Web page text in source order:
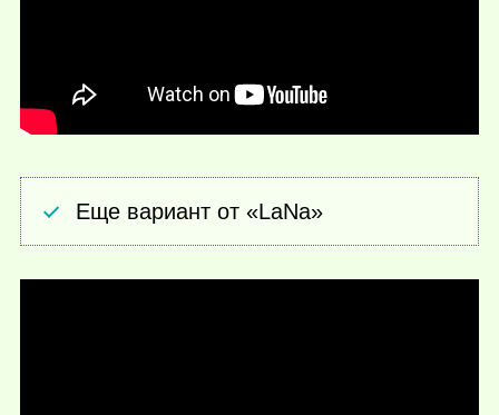
Еще вариант от «LaNa»